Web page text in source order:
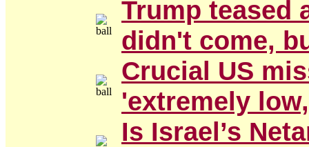
Trump teased
didn't come,
Crucial US
'extremely
Is Israel’s